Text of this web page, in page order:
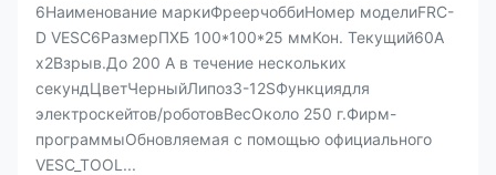
6Наименование маркиФреерчоббиНомер моделиFRC-
D VESC6РазмерПХБ 100*100*25 ммКон. Текущий60А
х2Взрыв.До 200 А в течение нескольких
секундЦветЧерныйЛипоз3-12SФункциядля
электроскейтов/роботовВесОколо 250 г.Фирм-
программыОбновляемая с помощью официального
VESC_TOOL...